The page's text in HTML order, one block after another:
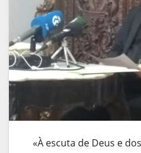
«À escuta de Deus e